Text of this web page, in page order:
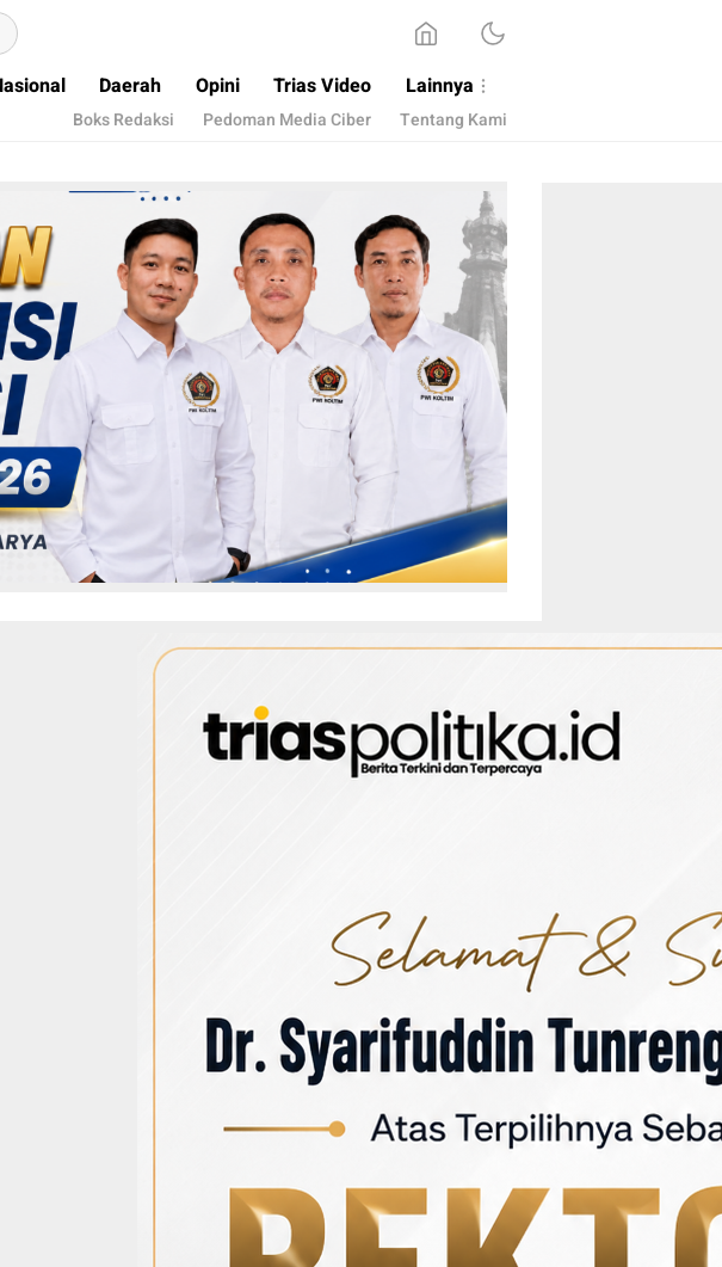
Daerah Opini Trias Video Lainnya
Boks Redaksi Pedoman Media Ciber Tentang Kami